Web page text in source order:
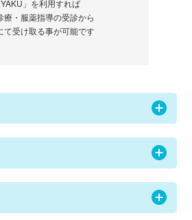
」を利用すれば
療・服薬指導の受診から
て受け取る事が可能です